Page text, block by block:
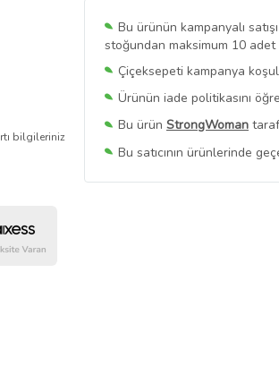
Bu ürünün kampanyalı
stoğundan maksimum 10 adet
Çiçeksepeti kampanya
Ürünün iade politikasını
Bu ürün StrongWoman
Bu satıcının ürünlerinde
Bu SatıcınınTüm Ürünlerini
bilgileriniz